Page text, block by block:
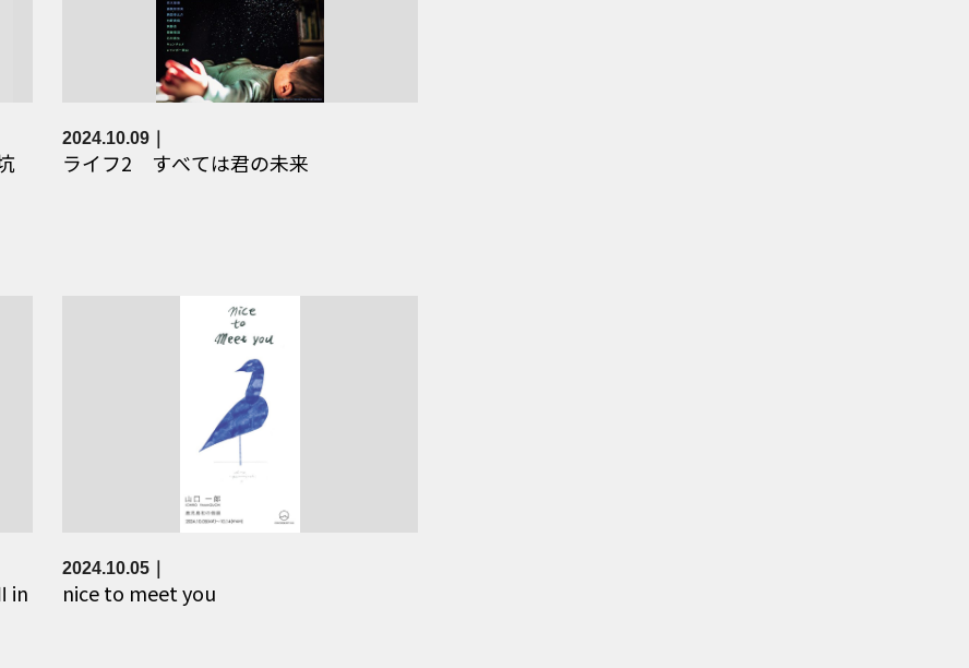
2024.10.09
ライフ2 すべては君の未来
in
2024.10.05
nice to meet you